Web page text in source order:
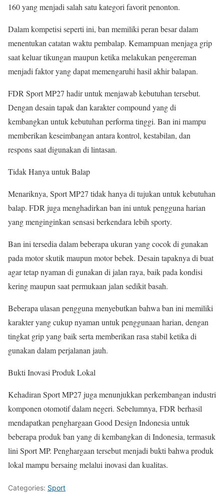
160 yang menjadi salah satu kategori favorit penonton.
Dalam kompetisi seperti ini, ban memiliki peran besar dalam
menentukan catatan waktu pembalap. Kemampuan menjaga grip
saat keluar tikungan maupun ketika melakukan pengereman
menjadi faktor yang dapat memengaruhi hasil akhir balapan.
FDR Sport MP27 hadir untuk menjawab kebutuhan tersebut.
Dengan desain tapak dan karakter compound yang di
kembangkan untuk kebutuhan performa tinggi. Ban ini mampu
memberikan keseimbangan antara kontrol, kestabilan, dan
respons saat digunakan di lintasan.
Tidak Hanya untuk Balap
Menariknya, Sport MP27 tidak hanya di tujukan untuk kebutuhan
balap. FDR juga menghadirkan ban ini untuk pengguna harian
yang menginginkan sensasi berkendara lebih sporty.
Ban ini tersedia dalam beberapa ukuran yang cocok di gunakan
pada motor skutik maupun motor bebek. Desain tapaknya di buat
agar tetap nyaman di gunakan di jalan raya, baik pada kondisi
kering maupun saat permukaan jalan sedikit basah.
Beberapa ulasan pengguna menyebutkan bahwa ban ini memiliki
karakter yang cukup nyaman untuk penggunaan harian, dengan
tingkat grip yang baik serta memberikan rasa stabil ketika di
gunakan dalam perjalanan jauh.
Bukti Inovasi Produk Lokal
Kehadiran Sport MP27 juga menunjukkan perkembangan industri
komponen otomotif dalam negeri. Sebelumnya, FDR berhasil
mendapatkan penghargaan Good Design Indonesia untuk
beberapa produk ban yang di kembangkan di Indonesia, termasuk
lini Sport MP. Penghargaan tersebut menjadi bukti bahwa produk
lokal mampu bersaing melalui inovasi dan kualitas.
Categories: Sport